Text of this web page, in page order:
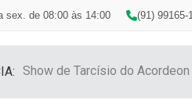
sex. de 08:00 às 14:00 (91) 99165-